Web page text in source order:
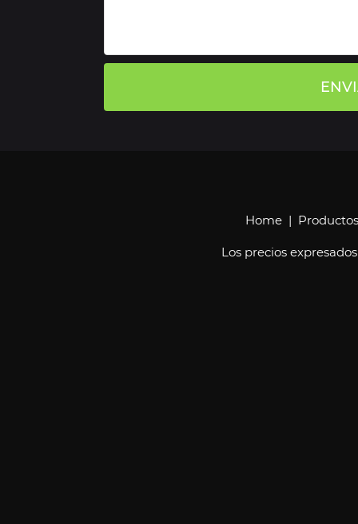
Home | Productos
Los precios